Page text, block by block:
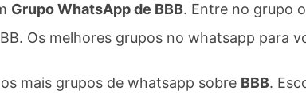
Grupo WhatsApp de BBB. Entre no grupo
Os melhores grupos no whatsapp para
mais grupos de whatsapp sobre BBB.